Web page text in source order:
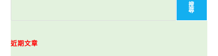
搜
尋
近期文章